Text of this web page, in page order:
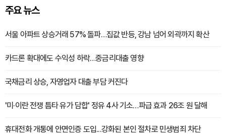
주요 뉴스
서울 아파트 상승거래 57% 돌파…집값 반등, 강남 넘어 외곽까지 확산
카드론 확대에도 수익성 하락…중금리대출 영향
국채금리 상승, 자영업자 대출 부담 커진다
'미·이란 전쟁 틈타 유가 담합' 정유 4사 기소…파급 효과 26조 원 달해
휴대전화 개통에 안면인증 도입...강화된 본인 절차로 민생범죄 차단